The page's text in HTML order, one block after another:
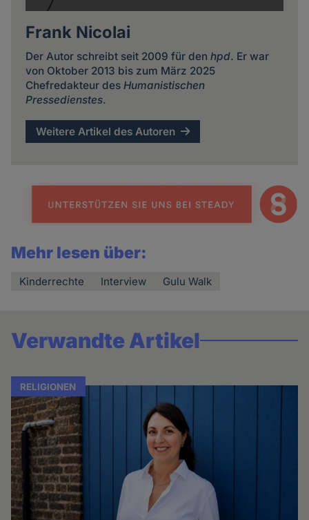
Frank Nicolai
Der Autor schreibt seit 2009 für den hpd. Er war
von Oktober 2013 bis zum März 2025
Chefredakteur des Humanistischen
Pressedienstes.
Weitere Artikel des Autoren
Mehr lesen über:
Kinderrechte Interview Gulu Walk
Verwandte Artikel
RELIGIONEN